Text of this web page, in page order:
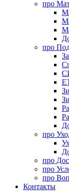
про
про
про
про
про
про
Контакты